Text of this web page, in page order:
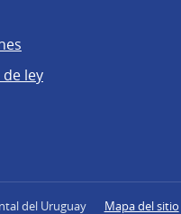
ley
del Uruguay Mapa del sitio